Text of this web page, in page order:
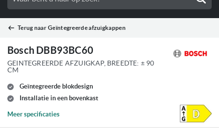
Terug naar Geïntegreerde afzuigkappen
Bosch DBB93BC60
GEINTEGREERDE AFZUIGKAP, BREEDTE: ± 90
CM
Geïntegreerde blokdesign
Installatie in een bovenkast
Meer specificaties